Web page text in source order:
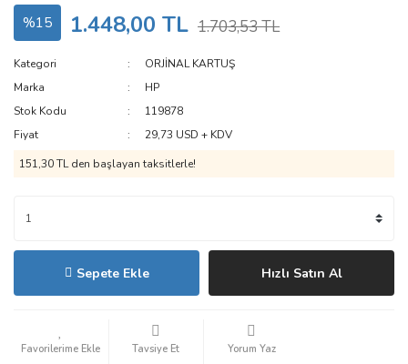
%15 1.448,00 TL 1.703,53 TL
Kategori
ORJİNAL KARTUŞ
Marka
HP
Stok Kodu
119878
Fiyat
29,73 USD + KDV
151,30 TL den başlayan taksitlerle!
Sepete Ekle Hızlı Satın Al
Tavsiye Et Yorum Yaz